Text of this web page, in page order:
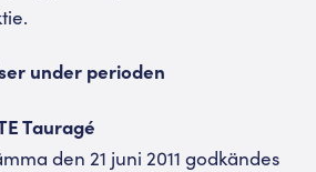
under perioden
Tauragé
den 21 juni 2011 godkändes